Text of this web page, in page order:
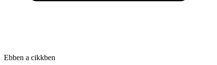
Ebben a cikkben